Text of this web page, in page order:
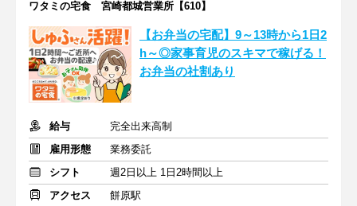
ワタミの宅食 宮崎都城営業所【610】
【お弁当の宅配】9～13時から1日2
h～◎家事育児のスキマで稼げる！
お弁当の社割あり
給与
完全出来高制
雇用形態
業務委託
シフト
週2日以上 1日2時間以上
アクセス
餅原駅